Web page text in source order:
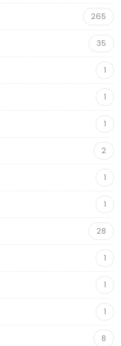
265
35
1
1
1
2
1
1
28
1
1
1
8